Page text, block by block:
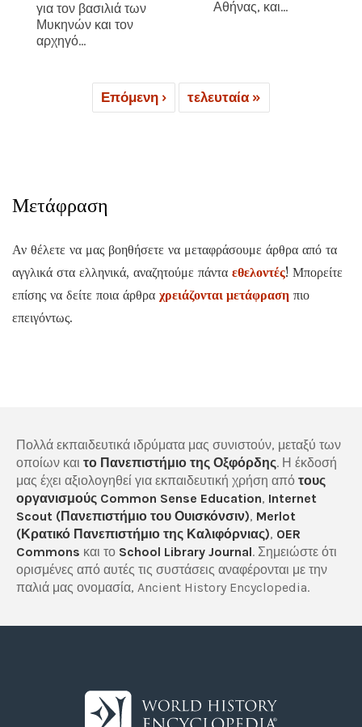
για τον βασιλιά των
Μυκηνών και τον
αρχηγό...
Αθήνας, και...
Επόμενη › τελευταία »
Μετάφραση
Αν θέλετε να μας βοηθήσετε να μεταφράσουμε άρθρα από τα
αγγλικά στα ελληνικά, αναζητούμε πάντα εθελοντές! Μπορείτε
επίσης να δείτε ποια άρθρα χρειάζονται μετάφραση πιο
επειγόντως.
Πολλά εκπαιδευτικά ιδρύματα μας συνιστούν, μεταξύ των
οποίων και το Πανεπιστήμιο της Οξφόρδης. Η έκδοσή
μας έχει αξιολογηθεί για εκπαιδευτική χρήση από τους
οργανισμούς Common Sense Education, Internet
Scout (Πανεπιστήμιο του Ουισκόνσιν), Merlot
(Κρατικό Πανεπιστήμιο της Καλιφόρνιας), OER
Commons και το School Library Journal. Σημειώστε ότι
ορισμένες από αυτές τις συστάσεις αναφέρονται με την
παλιά μας ονομασία, Ancient History Encyclopedia.